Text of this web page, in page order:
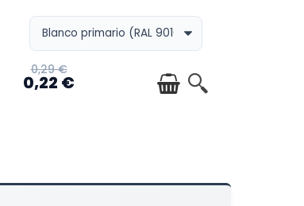
0,29 €
0,22 €